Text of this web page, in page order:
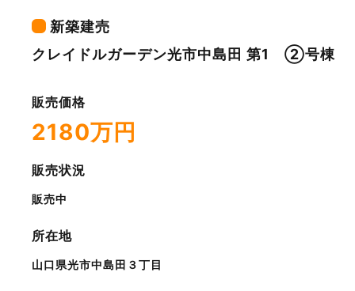
新築建売
クレイドルガーデン光市中島田 第1 ②号棟
販売価格
2180万円
販売状況
販売中
所在地
山口県光市中島田３丁目